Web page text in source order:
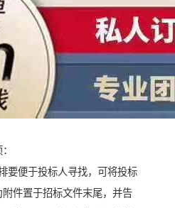
要便于投标人寻找，可将投标
件置于招标文件末尾，并告